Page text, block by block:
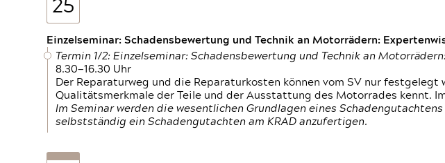
25
Einzelseminar: Schadensbewertung und Technik an Motorrädern:
Termin 1/2: Einzelseminar: Schadensbewertung und Technik an
8.30—16.30 Uhr
Der Reparaturweg und die Reparaturkosten können vom SV nur
Qualitätsmerkmale der Teile und der Ausstattung des Motorrades kennt.
Im Seminar werden die wesentlichen Grundlagen eines
selbstständig ein Schadengutachten am KRAD anzufertigen.